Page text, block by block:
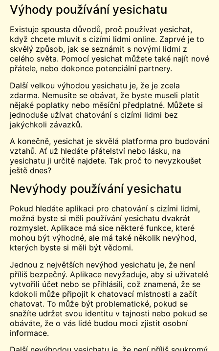
Výhody používání yesichatu
Existuje spousta důvodů, proč používat yesichat,
když chcete mluvit s cizími lidmi online. Zaprvé je to
skvělý způsob, jak se seznámit s novými lidmi z
celého světa. Pomocí yesichat můžete také najít nové
přátele, nebo dokonce potenciální partnery.
Další velkou výhodou yesichatu je, že je zcela
zdarma. Nemusíte se obávat, že byste museli platit
nějaké poplatky nebo měsíční předplatné. Můžete si
jednoduše užívat chatování s cizími lidmi bez
jakýchkoli závazků.
A konečně, yesichat je skvělá platforma pro budování
vztahů. Ať už hledáte přátelství nebo lásku, na
yesichatu ji určitě najdete. Tak proč to nevyzkoušet
ještě dnes?
Nevýhody používání yesichatu
Pokud hledáte aplikaci pro chatování s cizími lidmi,
možná byste si měli používání yesichatu dvakrát
rozmyslet. Aplikace má sice některé funkce, které
mohou být výhodné, ale má také několik nevýhod,
kterých byste si měli být vědomi.
Jednou z největších nevýhod yesichatu je, že není
příliš bezpečný. Aplikace nevyžaduje, aby si uživatelé
vytvořili účet nebo se přihlásili, což znamená, že se
kdokoli může připojit k chatovací místnosti a začít
chatovat. To může být problematické, pokud se
snažíte udržet svou identitu v tajnosti nebo pokud se
obáváte, že o vás lidé budou moci zjistit osobní
informace.